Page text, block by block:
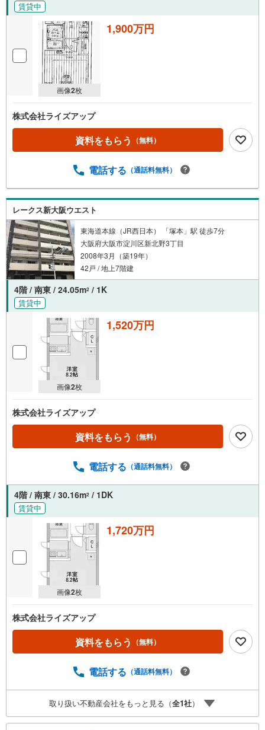
賃貸中
画像2枚
1,900万円
株式会社ライズアップ
資料をもらう （無料）
電話する （通話料無料）
レークス新大阪ウエスト
東海道本線（JR西日本） 「塚本」駅 徒歩7分
大阪府大阪市淀川区新北野3丁目
2008年3月（築19年）
42戸 / 地上7階建
4階 / 南東 / 24.05m2 / 1K
賃貸中
画像2枚
1,520万円
株式会社ライズアップ
資料をもらう （無料）
電話する （通話料無料）
4階 / 南東 / 30.16m2 / 1DK
賃貸中
画像2枚
1,720万円
株式会社ライズアップ
資料をもらう （無料）
電話する （通話料無料）
取り扱い不動産会社をもっと見る（全1社）